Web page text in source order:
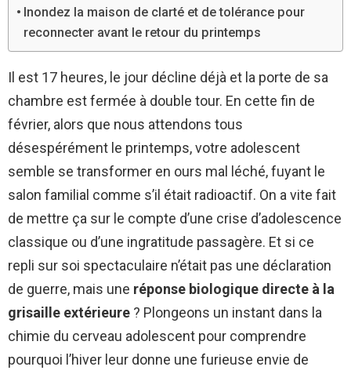
Inondez la maison de clarté et de tolérance pour
reconnecter avant le retour du printemps
Il est 17 heures, le jour décline déjà et la porte de sa
chambre est fermée à double tour. En cette fin de
février, alors que nous attendons tous
désespérément le printemps, votre adolescent
semble se transformer en ours mal léché, fuyant le
salon familial comme s’il était radioactif. On a vite fait
de mettre ça sur le compte d’une crise d’adolescence
classique ou d’une ingratitude passagère. Et si ce
repli sur soi spectaculaire n’était pas une déclaration
de guerre, mais une réponse biologique directe à la
grisaille extérieure ? Plongeons un instant dans la
chimie du cerveau adolescent pour comprendre
pourquoi l’hiver leur donne une furieuse envie de